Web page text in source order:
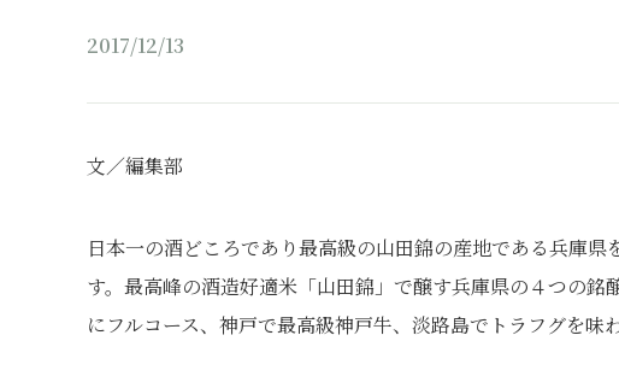
2017/12/13
文／編集部
日本一の酒どころであり最高級の山田錦の産地である兵庫県
す。最高峰の酒造好適米「山田錦」で醸す兵庫県の４つの
にフルコース、神戸で最高級神戸牛、淡路島でトラフグを味